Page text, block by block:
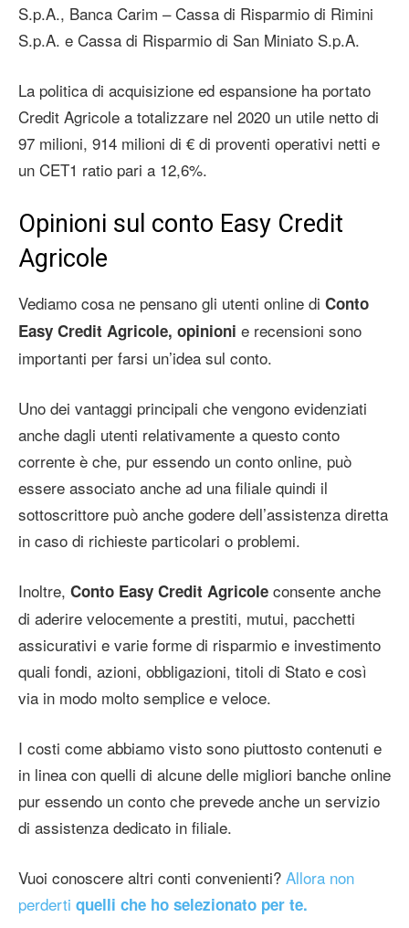
S.p.A., Banca Carim – Cassa di Risparmio di Rimini
S.p.A. e Cassa di Risparmio di San Miniato S.p.A.
La politica di acquisizione ed espansione ha portato
Credit Agricole a totalizzare nel 2020 un utile netto di
97 milioni, 914 milioni di € di proventi operativi netti e
un CET1 ratio pari a 12,6%.
Opinioni sul conto Easy Credit
Agricole
Vediamo cosa ne pensano gli utenti online di Conto
Easy Credit Agricole, opinioni e recensioni sono
importanti per farsi un’idea sul conto.
Uno dei vantaggi principali che vengono evidenziati
anche dagli utenti relativamente a questo conto
corrente è che, pur essendo un conto online, può
essere associato anche ad una filiale quindi il
sottoscrittore può anche godere dell’assistenza diretta
in caso di richieste particolari o problemi.
Inoltre, Conto Easy Credit Agricole consente anche
di aderire velocemente a prestiti, mutui, pacchetti
assicurativi e varie forme di risparmio e investimento
quali fondi, azioni, obbligazioni, titoli di Stato e così
via in modo molto semplice e veloce.
I costi come abbiamo visto sono piuttosto contenuti e
in linea con quelli di alcune delle migliori banche online
pur essendo un conto che prevede anche un servizio
di assistenza dedicato in filiale.
Vuoi conoscere altri conti convenienti? Allora non
perderti quelli che ho selezionato per te.